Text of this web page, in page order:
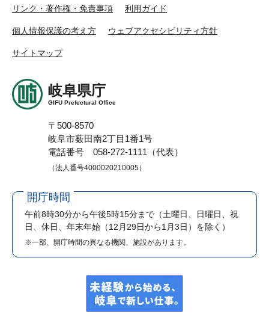
リンク・著作権・免責事項 利用ガイド
個人情報保護の考え方 ウェブアクセシビリティ方針
サイトマップ
岐阜県庁
GIFU Prefectural Office
〒500-8570
岐阜市薮田南2丁目1番1号
電話番号 058-272-1111（代表）
（法人番号4000020210005）
開庁時間
午前8時30分から午後5時15分まで （土曜日、日曜日、祝
日、休日、年末年始（12月29日から1月3日）を除く）
※一部、開庁時間の異なる機関、施設があります。